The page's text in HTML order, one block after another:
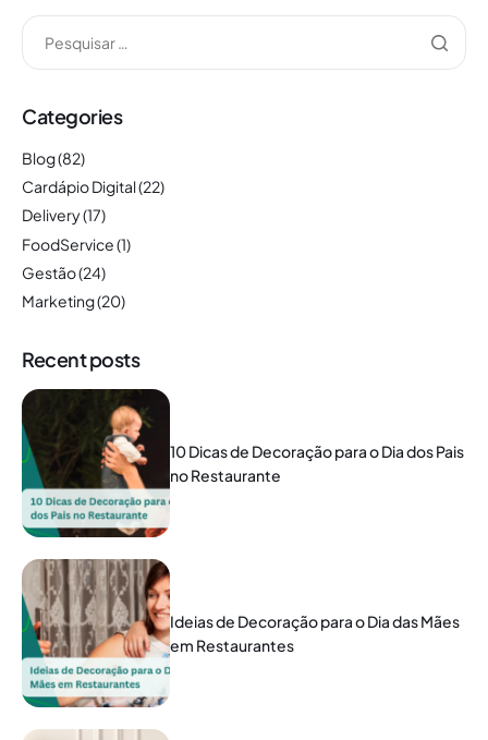
Categories
Blog(82)
Cardápio Digital(22)
Delivery(17)
FoodService(1)
Gestão(24)
Marketing(20)
Recent posts
10 Dicas de Decoração para o Dia dos Pais
no Restaurante
Ideias de Decoração para o Dia das Mães
em Restaurantes